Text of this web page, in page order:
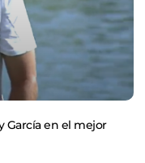
García en el mejor